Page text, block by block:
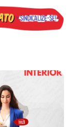
interior